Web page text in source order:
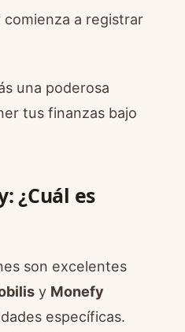
a registrar
una poderosa
tus finanzas bajo
¿Cuál es
son excelentes
y Monefy
específicas.